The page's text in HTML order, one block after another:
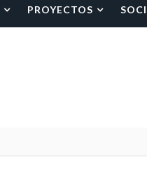
PROYECTOS